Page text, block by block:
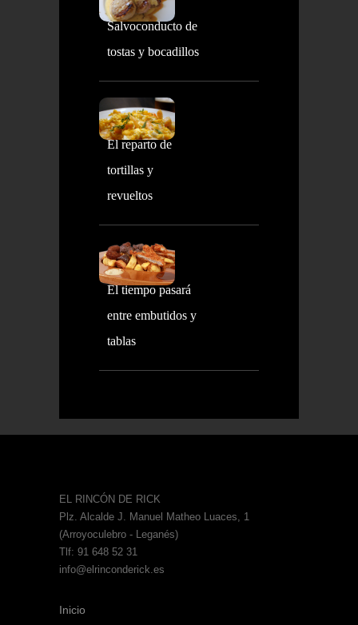
Salvoconducto de
tostas y bocadillos
El reparto de
tortillas y
revueltos
El tiempo pasará
entre embutidos y
tablas
EL RINCÓN DE RICK
Plz. Alcalde J. Manuel Matheo Luaces, 1
(Arroyoculebro - Leganés)
Tlf: 91 648 52 31
info@elrinconderick.es
Inicio